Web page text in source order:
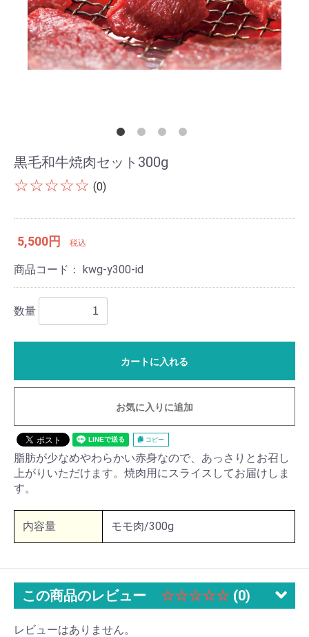
黒毛和牛焼肉セット300g
☆☆☆☆☆ (0)
5,500円 税込
商品コード： kwg-y300-id
数量
カートに入れる
お気に入りに追加
コピー
脂肪が少なめやわらかい赤身なので、あっさりとお召し
上がりいただけます。焼肉用にスライスしてお届けしま
す。
内容量 モモ肉/300g
この商品のレビュー ☆☆☆☆☆ (0)
レビューはありません。